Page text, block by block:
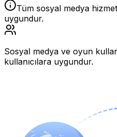
Tüm sosyal medya
uygundur.
Sosyal medya ve oyun
kullanıcılara uygundur.